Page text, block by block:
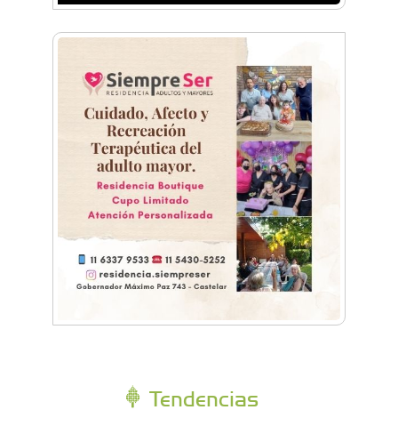
La mejor berenjena en escabeche está en la
Viva Fest llenó la plaza San Martín de Haedo
con música, feria y familias
Tendencias